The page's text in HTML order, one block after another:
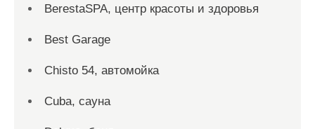
BerestaSPA, центр красоты и здоровья
Best Garage
Chisto 54, автомойка
Cuba, сауна